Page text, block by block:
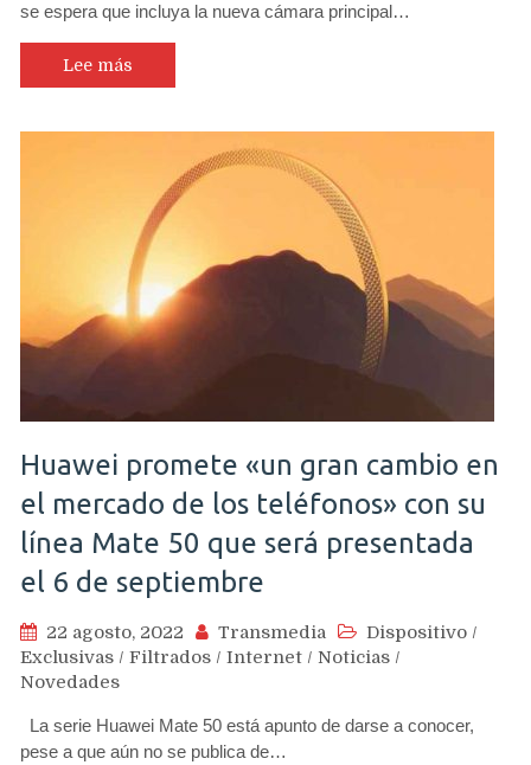
se espera que incluya la nueva cámara principal…
Lee más
Huawei promete «un gran cambio en
el mercado de los teléfonos» con su
línea Mate 50 que será presentada
el 6 de septiembre
22 agosto, 2022 Transmedia Dispositivo /
Exclusivas / Filtrados / Internet / Noticias /
Novedades
La serie Huawei Mate 50 está apunto de darse a conocer,
pese a que aún no se publica de…